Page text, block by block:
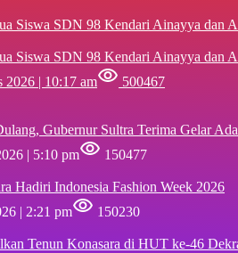
Siswa SDN 98 Kendari Ainayya dan
2026 | 10:17 am 500467
Gubernur Sultra Terima Gelar
| 5:10 pm
150477
Hadiri Indonesia Fashion Week 2026
| 2:21 pm
150230
Tenun Konasara di HUT ke-46